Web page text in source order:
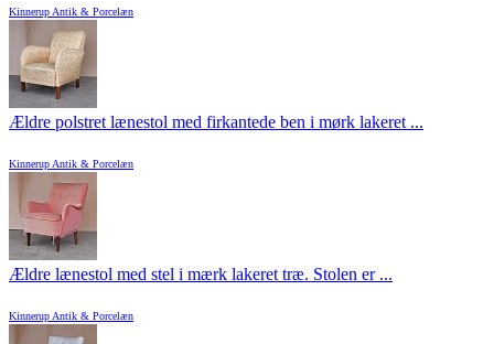
Kinnerup Antik & Porcelæn
Ældre polstret lænestol med firkantede ben i mørk lakeret ...
Kinnerup Antik & Porcelæn
Ældre lænestol med stel i mærk lakeret træ. Stolen er ...
Kinnerup Antik & Porcelæn